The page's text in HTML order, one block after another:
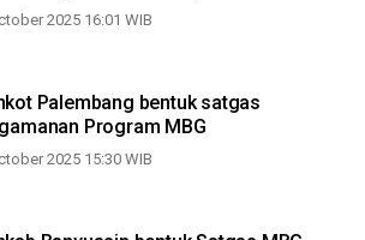
2025 16:01 WIB
Palembang bentuk satgas
Program MBG
2025 15:30 WIB